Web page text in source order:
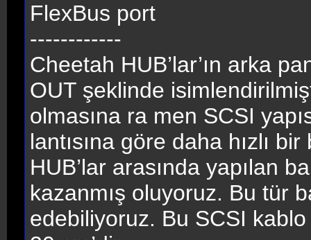
FlexBus port
------------
Cheetah HUB’lar’ın arka
OUT şeklinde
olmasına ra men SCSI
lantısına göre daha hızlı
HUB’lar arasında yapılan
kazanmış oluyoruz. Bu tür
edebiliyoruz. Bu SCSI